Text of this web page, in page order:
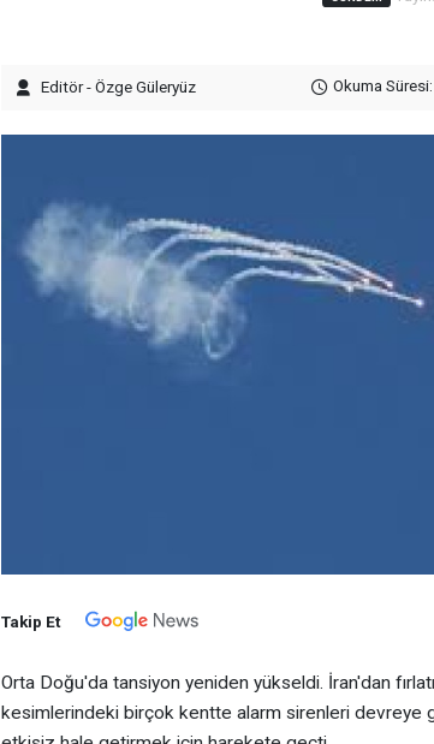
Editör - Özge Güleryüz Okuma
Takip Et
Orta Doğu'da tansiyon yeniden yükseldi. İran'dan
kesimlerindeki birçok kentte alarm sirenleri devreye